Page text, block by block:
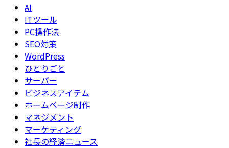
AI
ITツール
PC操作法
SEO対策
WordPress
ひとりごと
サーバー
ビジネスアイテム
ホームページ制作
マネジメント
マーケティング
社長の経済ニュース